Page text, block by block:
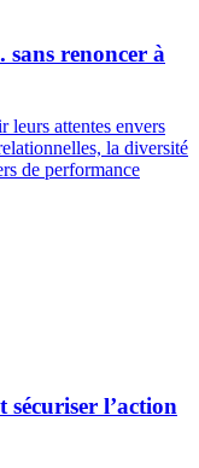
renoncer à
leurs attentes envers
la diversité
de performance
l’action